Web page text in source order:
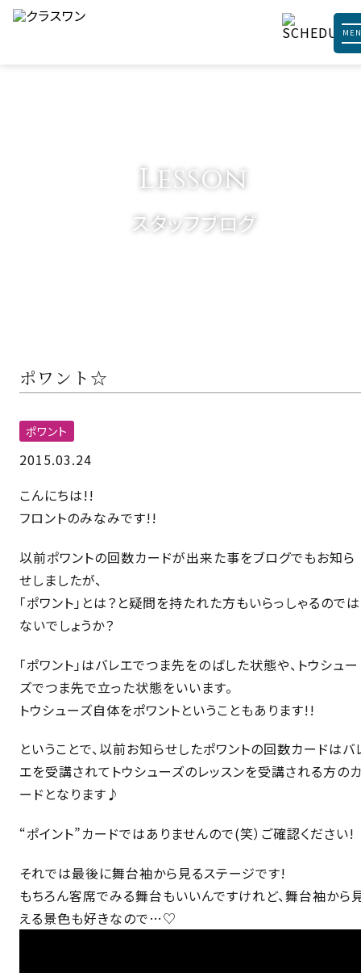
Lesson
スタッフブログ
ポワント☆
ポワント
2015.03.24
こんにちは!!
フロントのみなみです!!
以前ポワントの回数カードが出来た事をブログでもお知ら
せしましたが、
「ポワント」とは？と疑問を持たれた方もいらっしゃるのでは
ないでしょうか？
「ポワント」はバレエでつま先をのばした状態や、トウシュー
ズでつま先で立った状態をいいます。
トウシューズ自体をポワントということもあります!!
ということで、以前お知らせしたポワントの回数カードはバ
エを受講されてトウシューズのレッスンを受講される方の
ードとなります♪
“ポイント”カードではありませんので(笑）ご確認ください!
それでは最後に舞台袖から見るステージです!
もちろん客席でみる舞台もいいんですけれど、舞台袖から
える景色も好きなので…♡